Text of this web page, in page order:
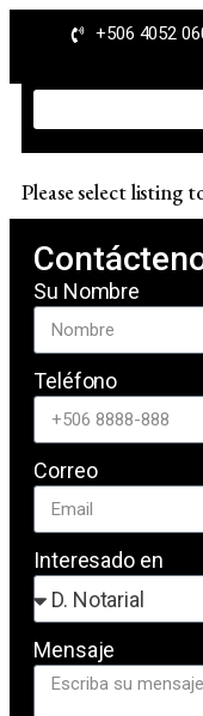
+506 4052
Please select listing
Su Nombre
Teléfono
Correo
Interesado en
Mensaje